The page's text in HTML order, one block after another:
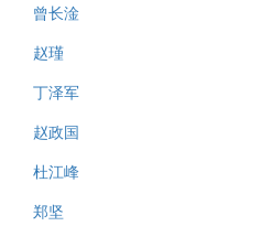
曾长淦
赵瑾
丁泽军
赵政国
杜江峰
郑坚